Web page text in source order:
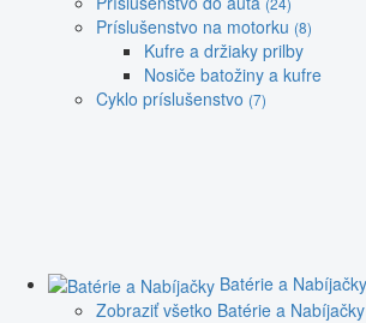
Príslušenstvo na motorku (8)
Kufre a držiaky prilby
Nosiče batožiny a kufre
Cyklo príslušenstvo (7)
Batérie a Nabíjačky
Zobraziť všetko Batérie a Nabíjačky